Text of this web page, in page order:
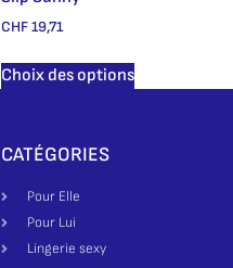
CHF19,71
Choix des options
CATÉGORIES
Pour Elle
Pour Lui
Lingerie sexy